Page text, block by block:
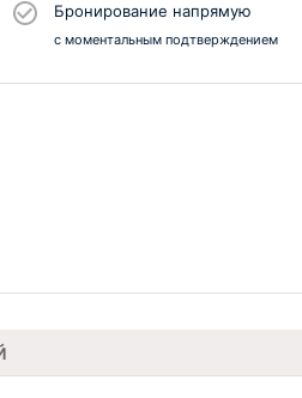
Бронирование напрямую
с моментальным подтверждением